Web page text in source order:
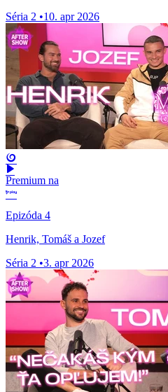
Séria 2 •10. apr 2026
Premium na
Epizóda 4
Henrik, Tomáš a Jozef
Séria 2 •3. apr 2026